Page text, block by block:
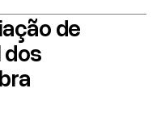
de
dos